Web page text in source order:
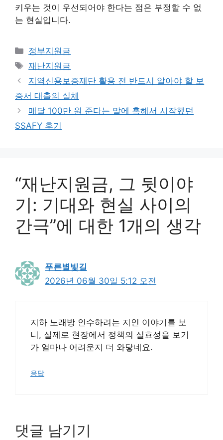
키우는 것이 우선되어야 한다는 점은 부정할 수 없
는 현실입니다.
카
테
고
리
정부지원금
태
그
재난지원금
지역신용보증재단 활용 전 반드시 알아야 할 보
증서 대출의 실체
매달 100만 원 준다는 말에 혹해서 시작했던
SSAFY 후기
“재난지원금, 그 뒷이야
기: 기대와 현실 사이의
간극”에 대한 1개의 생각
푸른별빛길
2026년 06월 30일 5:12 오전
지하 노래방 인수하려는 지인 이야기를 보
니, 실제로 현장에서 정책의 실효성을 보기
가 얼마나 어려운지 더 와닿네요.
응답
댓글 남기기